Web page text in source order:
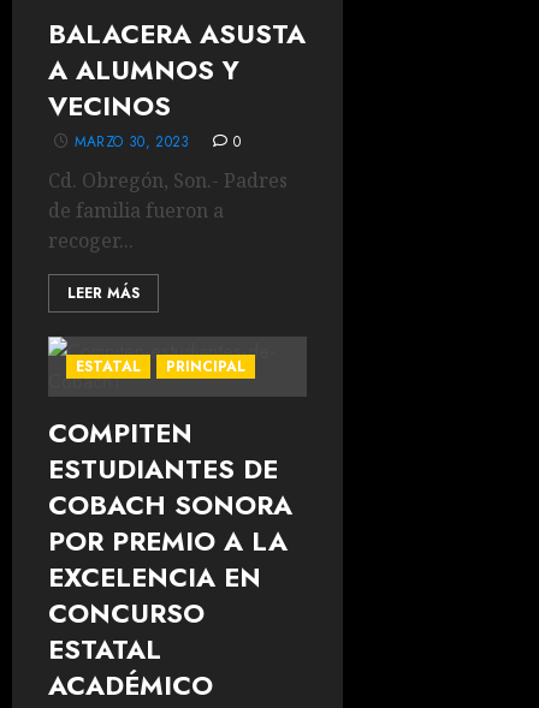
BALACERA ASUSTA
A ALUMNOS Y
VECINOS
MARZO 30, 2023 0
Cd. Obregón, Son.- Padres
de familia fueron a
recoger...
LEER MÁS
ESTATAL PRINCIPAL
COMPITEN
ESTUDIANTES DE
COBACH SONORA
POR PREMIO A LA
EXCELENCIA EN
CONCURSO
ESTATAL
ACADÉMICO